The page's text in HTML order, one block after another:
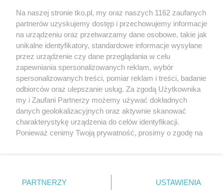
Pokaż więcej
Reklama Tematy Archiwum artykułów
Na naszej stronie tko.pl, my oraz naszych 1162 zaufanych
partnerów uzyskujemy dostęp i przechowujemy informacje
na urządzeniu oraz przetwarzamy dane osobowe, takie jak
unikalne identyfikatory, standardowe informacje wysyłane
przez urządzenie czy dane przeglądania w celu
zapewniania spersonalizowanych reklam, wybór
spersonalizowanych treści, pomiar reklam i treści, badanie
odbiorców oraz ulepszanie usług. Za zgodą Użytkownika
my i Zaufani Partnerzy możemy używać dokładnych
danych geolokalizacyjnych oraz aktywnie skanować
charakterystykę urządzenia do celów identyfikacji.
Ponieważ cenimy Twoją prywatność, prosimy o zgodę na
znajdujący się w lewym dolnym rogu strony
. Niektóre
PARTNERZY USTAWIENIA